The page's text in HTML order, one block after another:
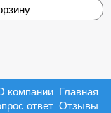
Главная
компании
Отзывы
ответ